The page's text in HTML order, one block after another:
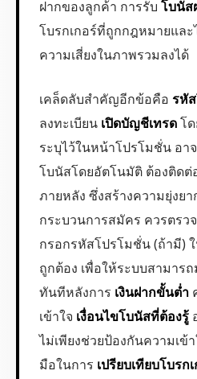
ฝากของลูกค้า การรับ โบนัส
โบรกเกอร์ที่ถูกกฎหมายแล
ความเสี่ยงในภาพรวมลงได้
เคล็ดลับสำคัญอีกข้อคือ รหั
ลงทะเบียน เปิดบัญชีเทรดโ
ระบุไว้ในหน้าโปรโมชั่น อ
โบนัสโดยอัตโนมัติ ต้องติด
ภายหลัง ซึ่งสร้างความยุ่งย
กระบวนการสมัคร ควรตร
กรอกรหัสโปรโมชั่น (ถ้ามี)
ถูกต้อง เพื่อให้ระบบสามา
ทันทีหลังการ เงินฝากขั้นต่ำ
เข้าใจ เงื่อนไขโบนัสที่ต้องรู้
ไม่เพียงช่วยป้องกันความเข้
มือในการ เปรียบเทียบโบรก